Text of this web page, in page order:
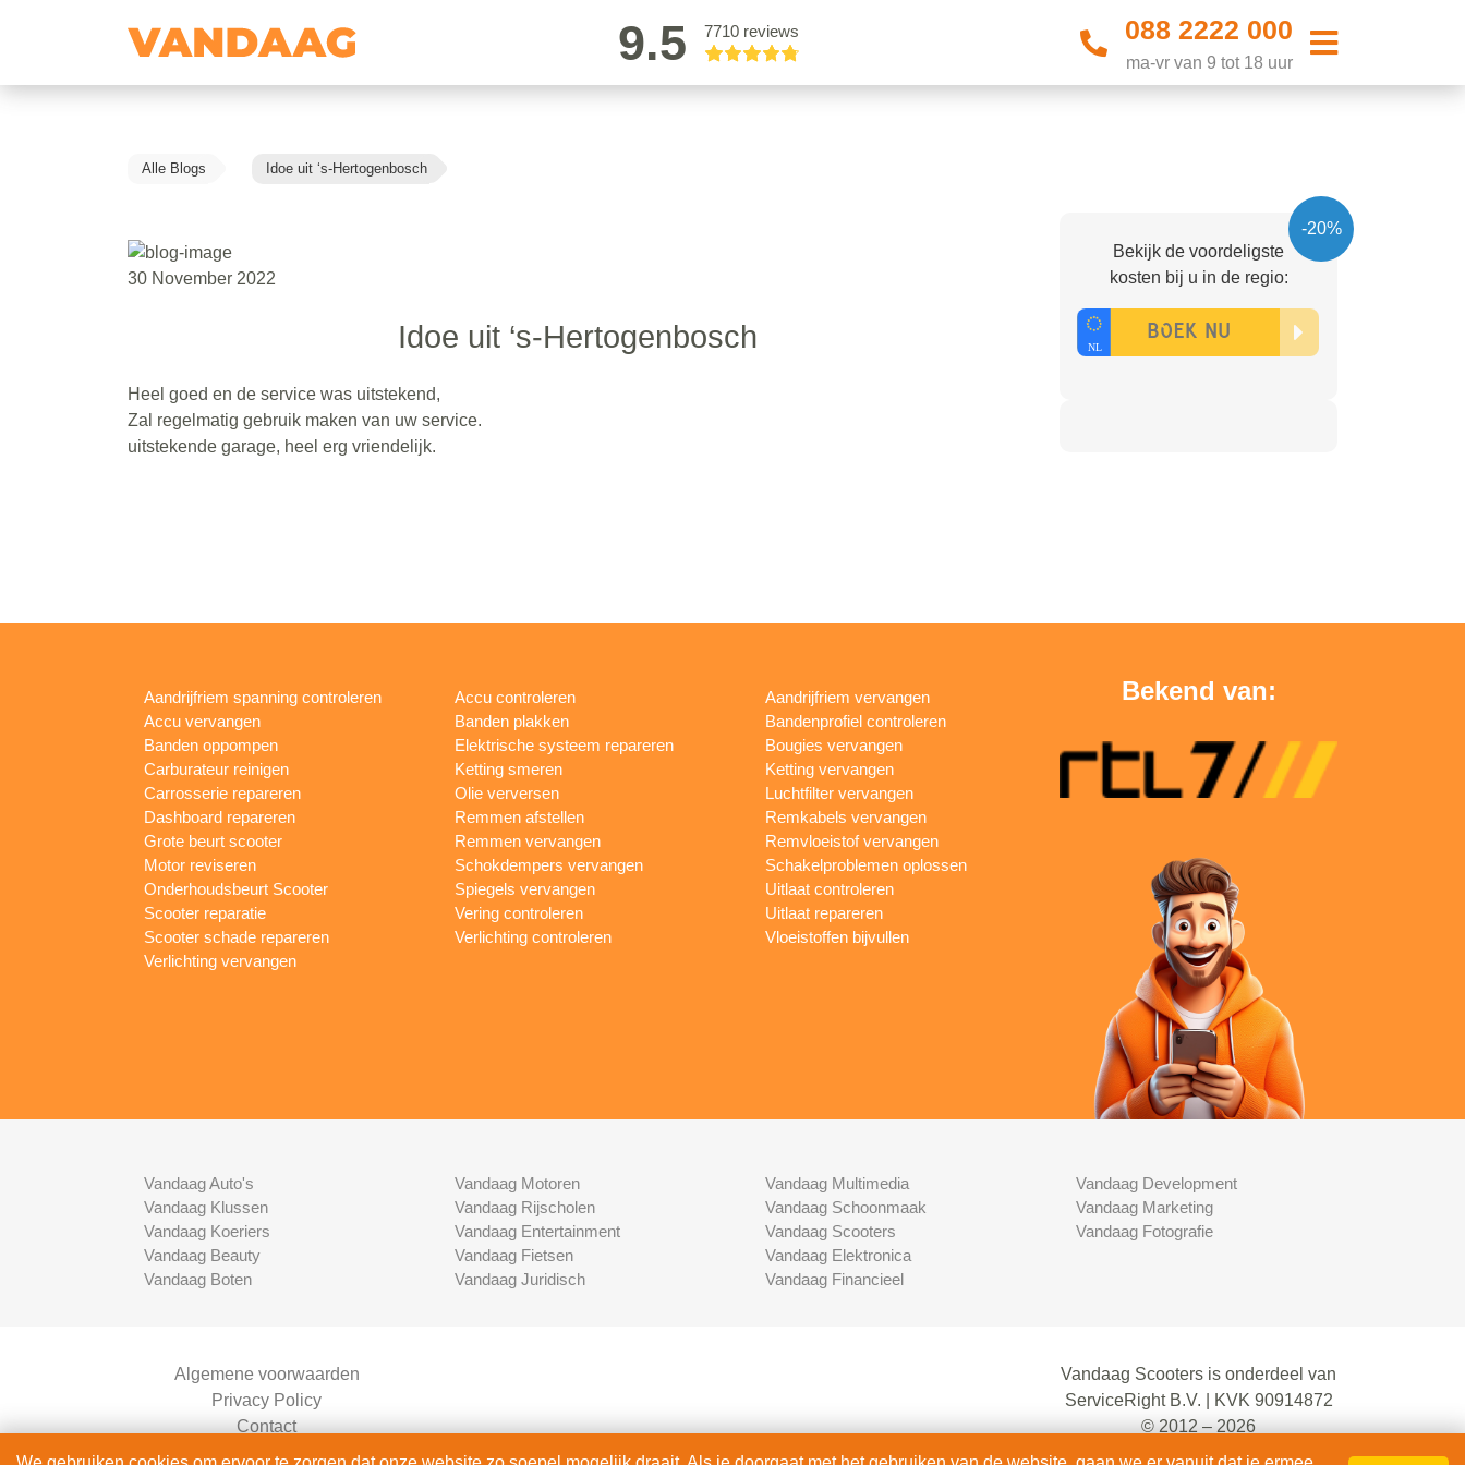
9.5 7710 reviews 088 2222 000
ma-vr van 9 tot 18 uur
Alle Blogs Idoe uit ‘s-Hertogenbosch
30 November 2022
Idoe uit ‘s-Hertogenbosch
Heel goed en de service was uitstekend,
Zal regelmatig gebruik maken van uw service.
uitstekende garage, heel erg vriendelijk.
-20%
Bekijk de voordeligste
kosten bij u in de regio:
Aandrijfriem spanning controleren
Accu vervangen
Banden oppompen
Carburateur reinigen
Carrosserie repareren
Dashboard repareren
Grote beurt scooter
Motor reviseren
Onderhoudsbeurt Scooter
Scooter reparatie
Scooter schade repareren
Verlichting vervangen
Accu controleren
Banden plakken
Elektrische systeem repareren
Ketting smeren
Olie verversen
Remmen afstellen
Remmen vervangen
Schokdempers vervangen
Spiegels vervangen
Vering controleren
Verlichting controleren
Aandrijfriem vervangen
Bandenprofiel controleren
Bougies vervangen
Ketting vervangen
Luchtfilter vervangen
Remkabels vervangen
Remvloeistof vervangen
Schakelproblemen oplossen
Uitlaat controleren
Uitlaat repareren
Vloeistoffen bijvullen
Bekend van:
Vandaag Auto's
Vandaag Klussen
Vandaag Koeriers
Vandaag Beauty
Vandaag Boten
Vandaag Motoren
Vandaag Rijscholen
Vandaag Entertainment
Vandaag Fietsen
Vandaag Juridisch
Vandaag Multimedia
Vandaag Schoonmaak
Vandaag Scooters
Vandaag Elektronica
Vandaag Financieel
Vandaag Development
Vandaag Marketing
Vandaag Fotografie
Algemene voorwaarden
Privacy Policy
Contact
Bedrijven Inlog
Vandaag Scooters is onderdeel van
ServiceRight B.V. | KVK 90914872
© 2012 – 2026
alle rechten voorbehouden.